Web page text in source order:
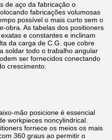
de aço da fabricação o
fabricações volumosas
possível o mais curto sem o
obra. As tabelas dos positioners
e constantes e inclinam
da carga de C.G. que cobre
soldar todo o trabalho angular
ser fornecidos conectando
crescimento.
mão posicione é essencial
workpieces noncylindrical.
fornece os meios os mais
360 graus ao permitir o